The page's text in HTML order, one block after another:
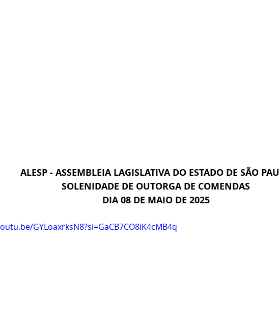
ALESP - ASSEMBLEIA LAGISLATIVA DO ESTADO DE SÃO
SOLENIDADE DE OUTORGA DE COMENDAS
DIA 08 DE MAIO DE 2025
GYLoaxrksN8?si=GaCB7CO8iK4cMB4q